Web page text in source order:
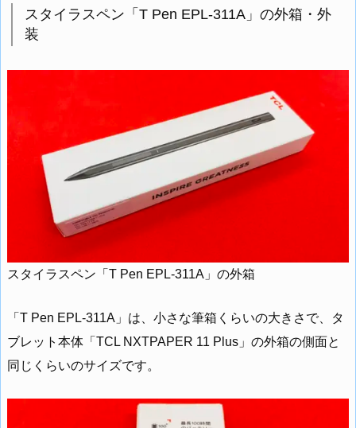
スタイラスペン「T Pen EPL-311A」の外箱・外
装
スタイラスペン「T Pen EPL-311A」の外箱
「T Pen EPL-311A」は、小さな筆箱くらいの大きさで、タ
ブレット本体「TCL NXTPAPER 11 Plus」の外箱の側面と
同じくらいのサイズです。